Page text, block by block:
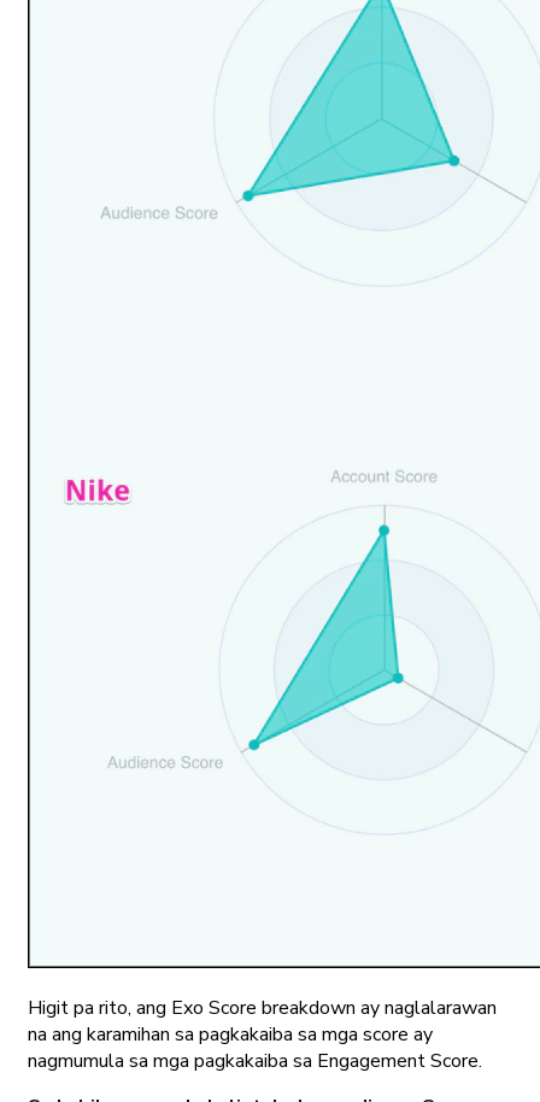
Higit pa rito, ang Exo Score breakdown ay naglalarawan
na ang karamihan sa pagkakaiba sa mga score ay
nagmumula sa mga pagkakaiba sa Engagement Score.